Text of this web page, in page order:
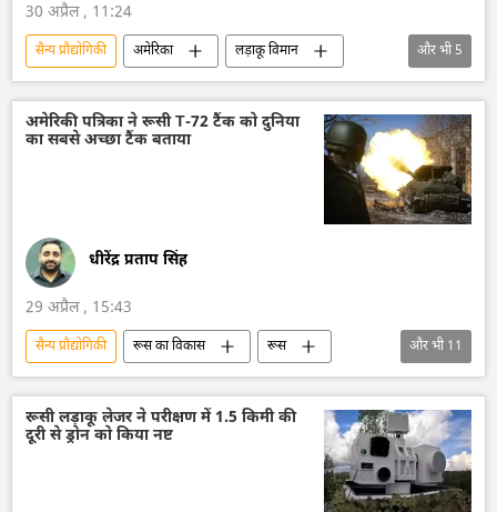
30 अप्रैल , 11:24
सैन्य प्रौद्योगिकी अमेरिका
लड़ाकू विमान
सैन्य तकनीक
सैन्य तकनीकी सहयोग
सैन्य सहायता
युद्धपोत डिफेंस
और भी5
अमेरिकी पत्रिका ने रूसी T-72 टैंक को दुनिया
का सबसे अच्छा टैंक बताया
धीरेंद्र प्रताप सिंह
29 अप्रैल , 15:43
सैन्य प्रौद्योगिकी रूस का विकास
रूस
मास्को
रूसी सैन्य तकनीक
सैन्य तकनीक
विशेष सैन्य अभियान
T-72M1 टैंक
अब्राम्स
और भी11
रूसी लड़ाकू लेजर ने परीक्षण में 1.5 किमी की
दूरी से ड्रोन को किया नष्ट